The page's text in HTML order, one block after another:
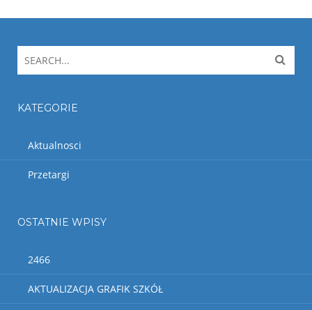
KATEGORIE
Aktualnosci
Przetargi
OSTATNIE WPISY
2466
AKTUALIZACJA GRAFIK SZKÓŁ